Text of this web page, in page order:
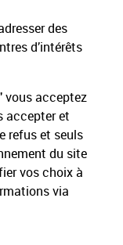
des
d’intérêts
vous acceptez
accepter et
refus et seuls
du site
vos choix à
via